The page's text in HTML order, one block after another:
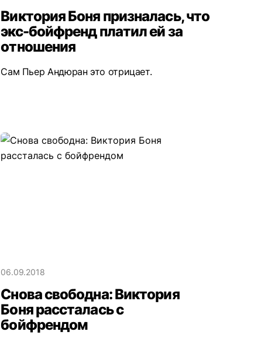
Виктория Боня призналась, что
экс-бойфренд платил ей за
отношения
Сам Пьер Андюран это отрицает.
06.09.2018
Снова свободна: Виктория
Боня рассталась с
бойфрендом